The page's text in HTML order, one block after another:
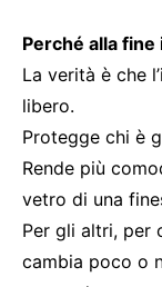
Perché alla
La verità è che
libero.
Protegge chi è
Rende più
vetro di una
Per gli altri, per
cambia poco o